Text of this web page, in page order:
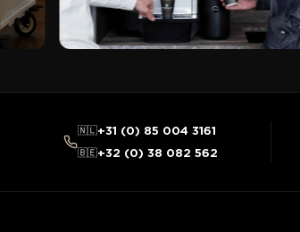
🇳🇱+31 (0) 85 004 3161
🇧🇪+32 (0) 38 082 562